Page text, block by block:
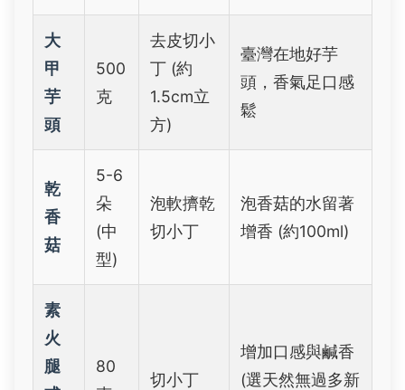
大
甲
芋
頭
500
克
去皮切小
丁 (約
1.5cm立
方)
臺灣在地好芋
頭，香氣足口感
鬆
乾
香
菇
5-6
朵
(中
型)
泡軟擠乾
切小丁
泡香菇的水留著
增香 (約100ml)
素
火
腿
80
切小丁
增加口感與鹹香
(選天然無過多新